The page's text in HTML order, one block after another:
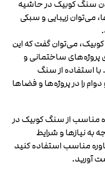
سنگ کوبیک در حاشیه
می‌توان زیبایی و سبکی
می‌توان گفت که این
پروژه‌های ساختمانی و
استفاده از سنگ
را در پروژه‌ها و فضاها
مناسب از سنگ کوبیک در
به نیازها و شرایط
مناسب استفاده کنید
آورید.